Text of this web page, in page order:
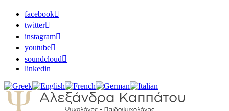
facebook
twitter
instagram
youtube
soundcloud
linkedin